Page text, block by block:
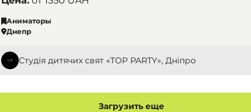
Аниматоры
Днепр
Студія дитячих свят «TOP PARTY», Дніпро
Загрузить еще